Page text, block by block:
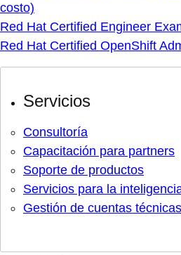
costo)
Red Hat Certified Engineer
Red Hat Certified OpenShift
Servicios
Consultoría
Capacitación para partners
Soporte de productos
Servicios para la
Gestión de cuentas técnicas